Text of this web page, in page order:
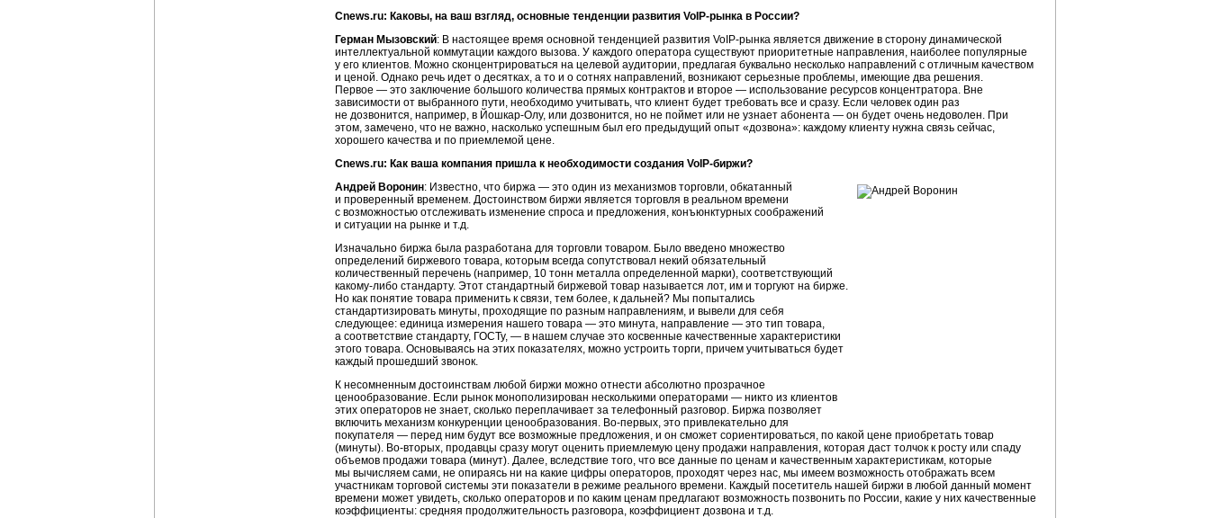
Cnews.ru: Каковы, на ваш взгляд, основные тенденции развития VoIP-рынка в России?
Герман Мызовский: В настоящее время основной тенденцией развития VoIP-рынка является движение в сторону динамической
интеллектуальной коммутации каждого вызова. У каждого оператора существуют приоритетные направления, наиболее популярные
у его клиентов. Можно сконцентрироваться на целевой аудитории, предлагая буквально несколько направлений с отличным качеством
и ценой. Однако речь идет о десятках, а то и о сотнях направлений, возникают серьезные проблемы, имеющие два решения.
Первое — это заключение большого количества прямых контрактов и второе — использование ресурсов концентратора. Вне
зависимости от выбранного пути, необходимо учитывать, что клиент будет требовать все и сразу. Если человек один раз
не дозвонится, например, в Йошкар-Олу, или дозвонится, но не поймет или не узнает абонента — он будет очень недоволен. При
этом, замечено, что не важно, насколько успешным был его предыдущий опыт «дозвона»: каждому клиенту нужна связь сейчас,
хорошего качества и по приемлемой цене.
Cnews.ru: Как ваша компания пришла к необходимости создания VoIP-биржи?
Андрей Воронин: Известно, что биржа — это один из механизмов торговли, обкатанный
и проверенный временем. Достоинством биржи является торговля в реальном времени
с возможностью отслеживать изменение спроса и предложения, конъюнктурных соображений
и ситуации на рынке и т.д.
Изначально биржа была разработана для торговли товаром. Было введено множество
определений биржевого товара, которым всегда сопутствовал некий обязательный
количественный перечень (например, 10 тонн металла определенной марки), соответствующий
какому-либо стандарту. Этот стандартный биржевой товар называется лот, им и торгуют на бирже.
Но как понятие товара применить к связи, тем более, к дальней? Мы попытались
стандартизировать минуты, проходящие по разным направлениям, и вывели для себя
следующее: единица измерения нашего товара — это минута, направление — это тип товара,
а соответствие стандарту, ГОСТу, — в нашем случае это косвенные качественные характеристики
этого товара. Основываясь на этих показателях, можно устроить торги, причем учитываться будет
каждый прошедший звонок.
К несомненным достоинствам любой биржи можно отнести абсолютно прозрачное
ценообразование. Если рынок монополизирован несколькими операторами — никто из клиентов
этих операторов не знает, сколько переплачивает за телефонный разговор. Биржа позволяет
включить механизм конкуренции ценообразования. Во-первых, это привлекательно для
покупателя — перед ним будут все возможные предложения, и он сможет сориентироваться, по какой цене приобретать товар
(минуты). Во-вторых, продавцы сразу могут оценить приемлемую цену продажи направления, которая даст толчок к росту или спаду
объемов продажи товара (минут). Далее, вследствие того, что все данные по ценам и качественным характеристикам, которые
мы вычисляем сами, не опираясь ни на какие цифры операторов, проходят через нас, мы имеем возможность отображать всем
участникам торговой системы эти показатели в режиме реального времени. Каждый посетитель нашей биржи в любой данный момент
времени может увидеть, сколько операторов и по каким ценам предлагают возможность позвонить по России, какие у них качественные
коэффициенты: средняя продолжительность разговора, коэффициент дозвона и т.д.